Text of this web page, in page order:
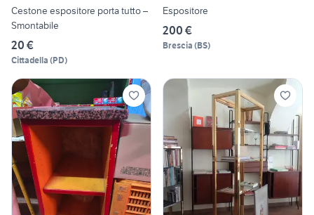
Cestone espositore porta tutto –
Smontabile
20 €
Cittadella (PD)
Espositore
200 €
Brescia (BS)